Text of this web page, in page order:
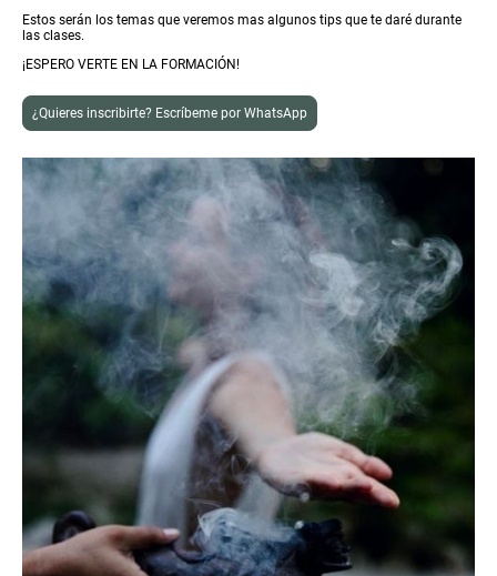
Estos serán los temas que veremos mas algunos tips que te daré durante
las clases.
¡ESPERO VERTE EN LA FORMACIÓN!
¿Quieres inscribirte? Escríbeme por WhatsApp